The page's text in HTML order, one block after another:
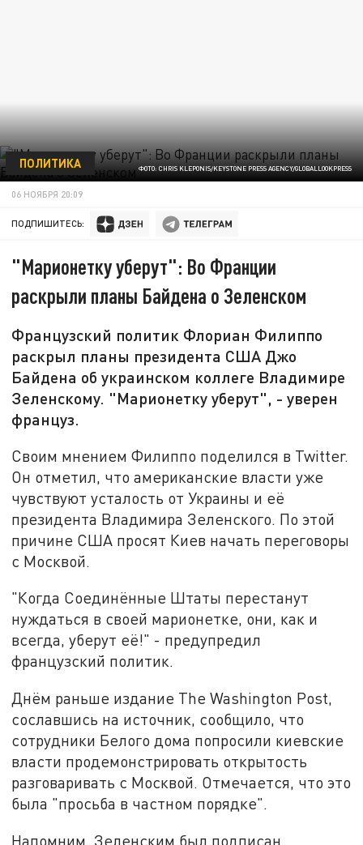
ФОТО: CHRIS KLEPONIS/KEYSTONE PRESS AGENCY/GLOBALLOOKPRESS
ПОЛИТИКА
06 НОЯБРЯ 20:09
ПОДПИШИТЕСЬ:
"Марионетку уберут": Во Франции
раскрыли планы Байдена о Зеленском
Французский политик Флориан Филиппо
раскрыл планы президента США Джо
Байдена об украинском коллеге Владимире
Зеленскому. "Марионетку уберут", - уверен
француз.
Своим мнением Филиппо поделился в Twitter.
Он отметил, что американские власти уже
чувствуют усталость от Украины и её
президента Владимира Зеленского. По этой
причине США просят Киев начать переговоры
с Москвой.
"Когда Соединённые Штаты перестанут
нуждаться в своей марионетке, они, как и
всегда, уберут её!" - предупредил
французский политик.
Днём раньше издание The Washington Post,
сославшись на источник, сообщило, что
сотрудники Белого дома попросили киевские
власти продемонстрировать открытость
разговаривать с Москвой. Отмечается, что это
была "просьба в частном порядке".
Напомним, Зеленским был подписан